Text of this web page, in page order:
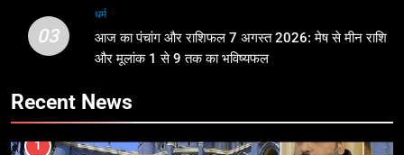
03
धर्म
आज का पंचांग और राशिफल 7 अगस्त 2026: मेष से मीन राशि
और मूलांक 1 से 9 तक का भविष्यफल
Recent News
1